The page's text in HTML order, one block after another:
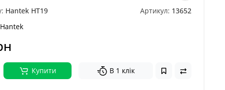
Hantek HT19 Артикул: 13652
Hantek
Купити В 1 клік